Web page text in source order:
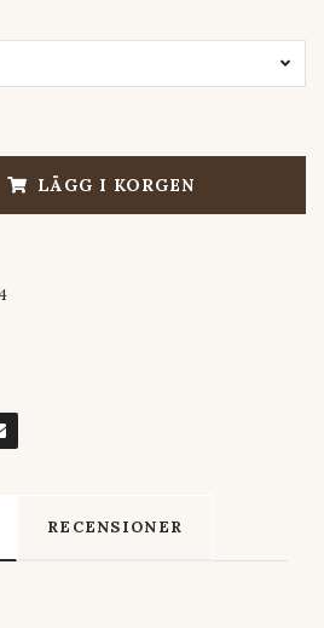
LÄGG I KORGEN
RECENSIONER